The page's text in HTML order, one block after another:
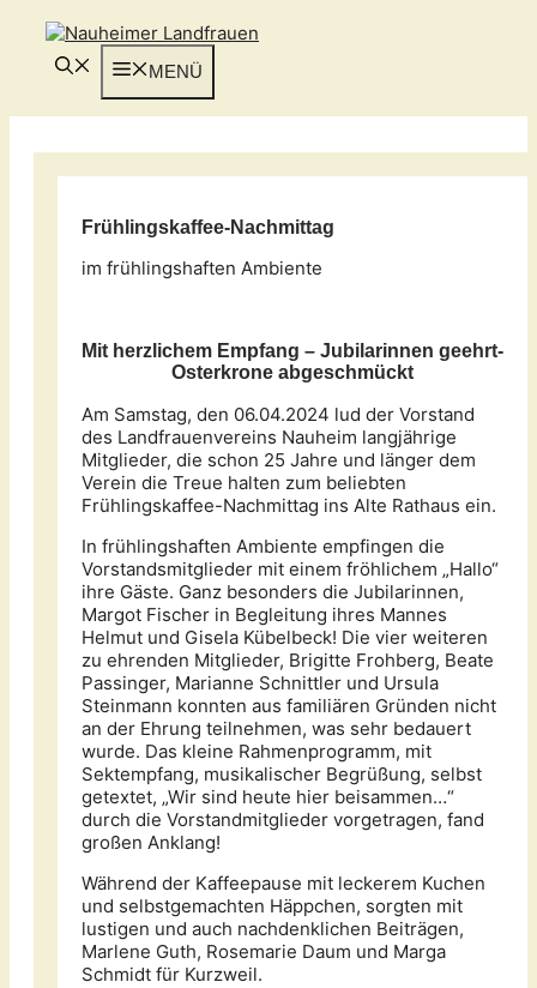
Inhalt
springen
MENÜ
Frühlingskaffee-Nachmittag
im frühlingshaften Ambiente
Mit herzlichem Empfang – Jubilarinnen geehrt-
Osterkrone abgeschmückt
Am Samstag, den 06.04.2024 lud der Vorstand
des Landfrauenvereins Nauheim langjährige
Mitglieder, die schon 25 Jahre und länger dem
Verein die Treue halten zum beliebten
Frühlingskaffee-Nachmittag ins Alte Rathaus ein.
In frühlingshaften Ambiente empfingen die
Vorstandsmitglieder mit einem fröhlichem „Hallo“
ihre Gäste. Ganz besonders die Jubilarinnen,
Margot Fischer in Begleitung ihres Mannes
Helmut und Gisela Kübelbeck! Die vier weiteren
zu ehrenden Mitglieder, Brigitte Frohberg, Beate
Passinger, Marianne Schnittler und Ursula
Steinmann konnten aus familiären Gründen nicht
an der Ehrung teilnehmen, was sehr bedauert
wurde. Das kleine Rahmenprogramm, mit
Sektempfang, musikalischer Begrüßung, selbst
getextet, „Wir sind heute hier beisammen…“
durch die Vorstandmitglieder vorgetragen, fand
großen Anklang!
Während der Kaffeepause mit leckerem Kuchen
und selbstgemachten Häppchen, sorgten mit
lustigen und auch nachdenklichen Beiträgen,
Marlene Guth, Rosemarie Daum und Marga
Schmidt für Kurzweil.